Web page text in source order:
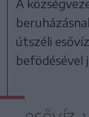
A
útszéli
befödésével